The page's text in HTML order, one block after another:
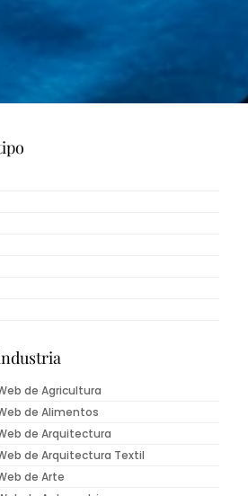
de Agricultura
de Alimentos
de Arquitectura
de Arquitectura Textil
de Arte